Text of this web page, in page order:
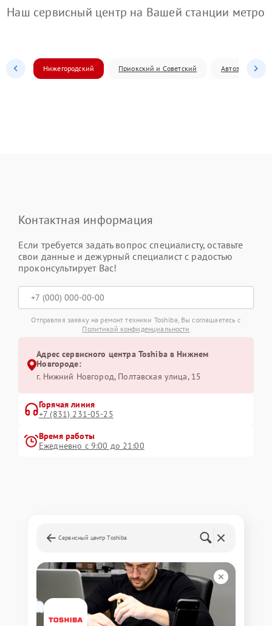
Наш сервисный центр на Вашей станции метро
Нижегородский Приокский и Советский Автозаводский
Контактная информация
Если требуется задать вопрос специалисту, оставьте
свои данные и дежурный специалист с радостью
проконсультирует Вас!
Отправляя заявку на ремонт техники Toshiba, Вы соглашаетесь с
Политикой конфиденциальности
Адрес сервисного центра Toshiba в Нижнем
Новгороде:
г. Нижний Новгород, Полтавская улица, 15
Горячая линия
+7 (831) 231-05-25
Время работы
Ежедневно с 9:00 до 21:00
Сервисный центр Toshiba